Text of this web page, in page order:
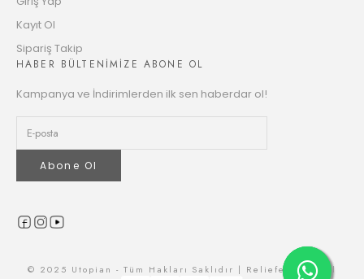
Kayıt Ol
Sipariş Takip
HABER BÜLTENİMİZE ABONE OL
Kampanya ve İndirimlerden ilk sen haberdar ol!
Abone Ol
© 2025 Utopian - Tüm Hakları Saklıdır | Reliefers Digital